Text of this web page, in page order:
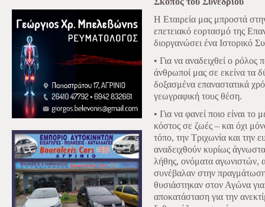
Η Εταιρεία μας μπροστά
επετειακό εορτασμό της
διοργανώσει ένα Ιστορικό
• Για να αναδειχθεί ο ρόλος
άνθρωποί μας σε εκείνα τα
δοξασμένα επαναστατικά
γεωγραφική τους θέση.
• Για να φανεί ποιο είναι το
κόστος σε ζωές – και όχι
τόπο, την Τριχωνία και την
αναδειχθούν κυρίως
λήθης, ονόματα αγωνιστών,
συνέβαλαν στην
θυσιάστηκαν στον Αγώνα
αποκατάσταση για την